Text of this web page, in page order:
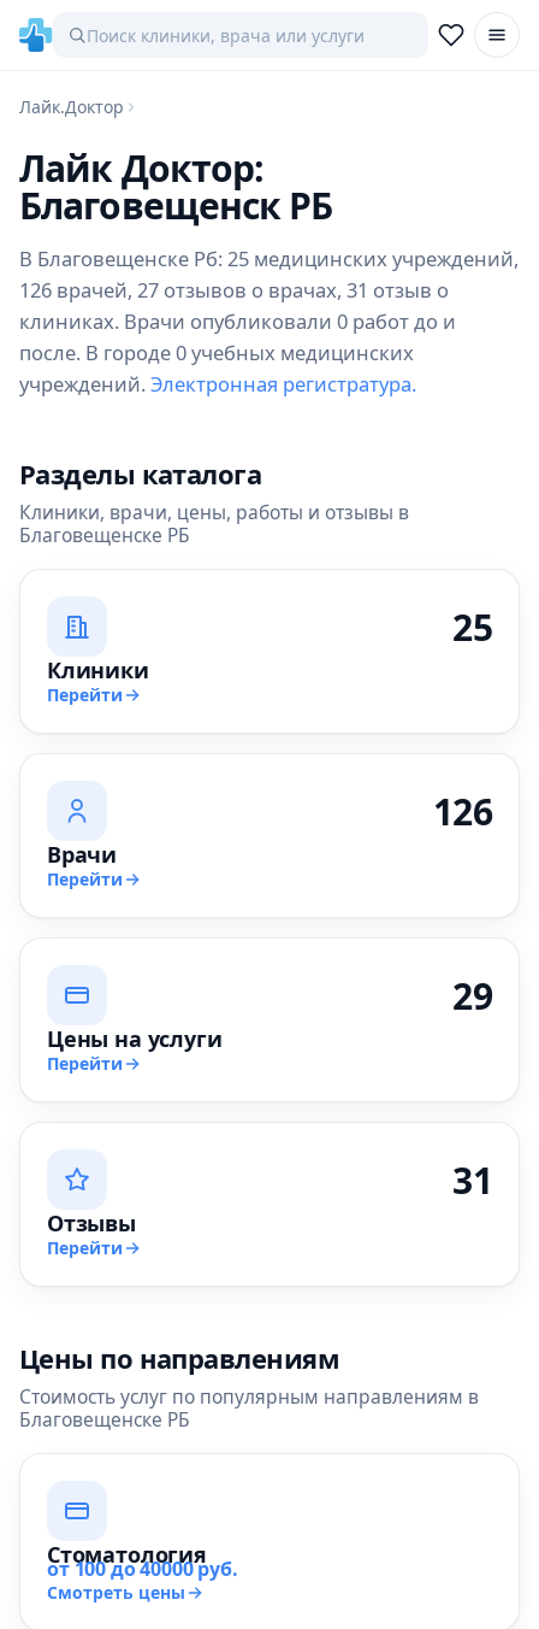
Лайк.Доктор
Лайк Доктор:
Благовещенск РБ
В Благовещенске Рб: 25 медицинских учреждений,
126 врачей, 27 отзывов о врачах, 31 отзыв о
клиниках. Врачи опубликовали 0 работ до и
после. В городе 0 учебных медицинских
учреждений. Электронная регистратура.
Разделы каталога
Клиники, врачи, цены, работы и отзывы в
Благовещенске РБ
25
Клиники
Перейти
126
Врачи
Перейти
29
Цены на услуги
Перейти
31
Отзывы
Перейти
Цены по направлениям
Стоимость услуг по популярным направлениям в
Благовещенске РБ
Стоматология
от 100 до 40000 руб.
Смотреть цены